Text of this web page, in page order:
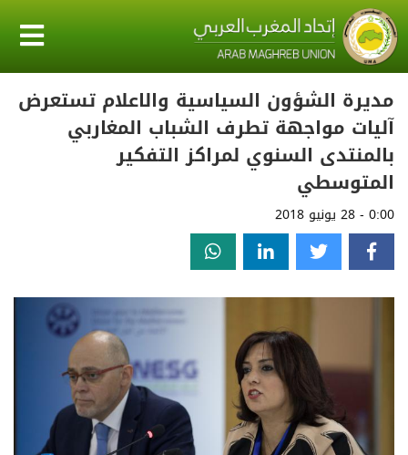
مديرة الشؤون السياسية والاعلام تستعرض
آليات مواجهة تطرف الشباب المغاربي
بالمنتدى السنوي لمراكز التفكير
المتوسطي
0:00 - 28 يونيو 2018